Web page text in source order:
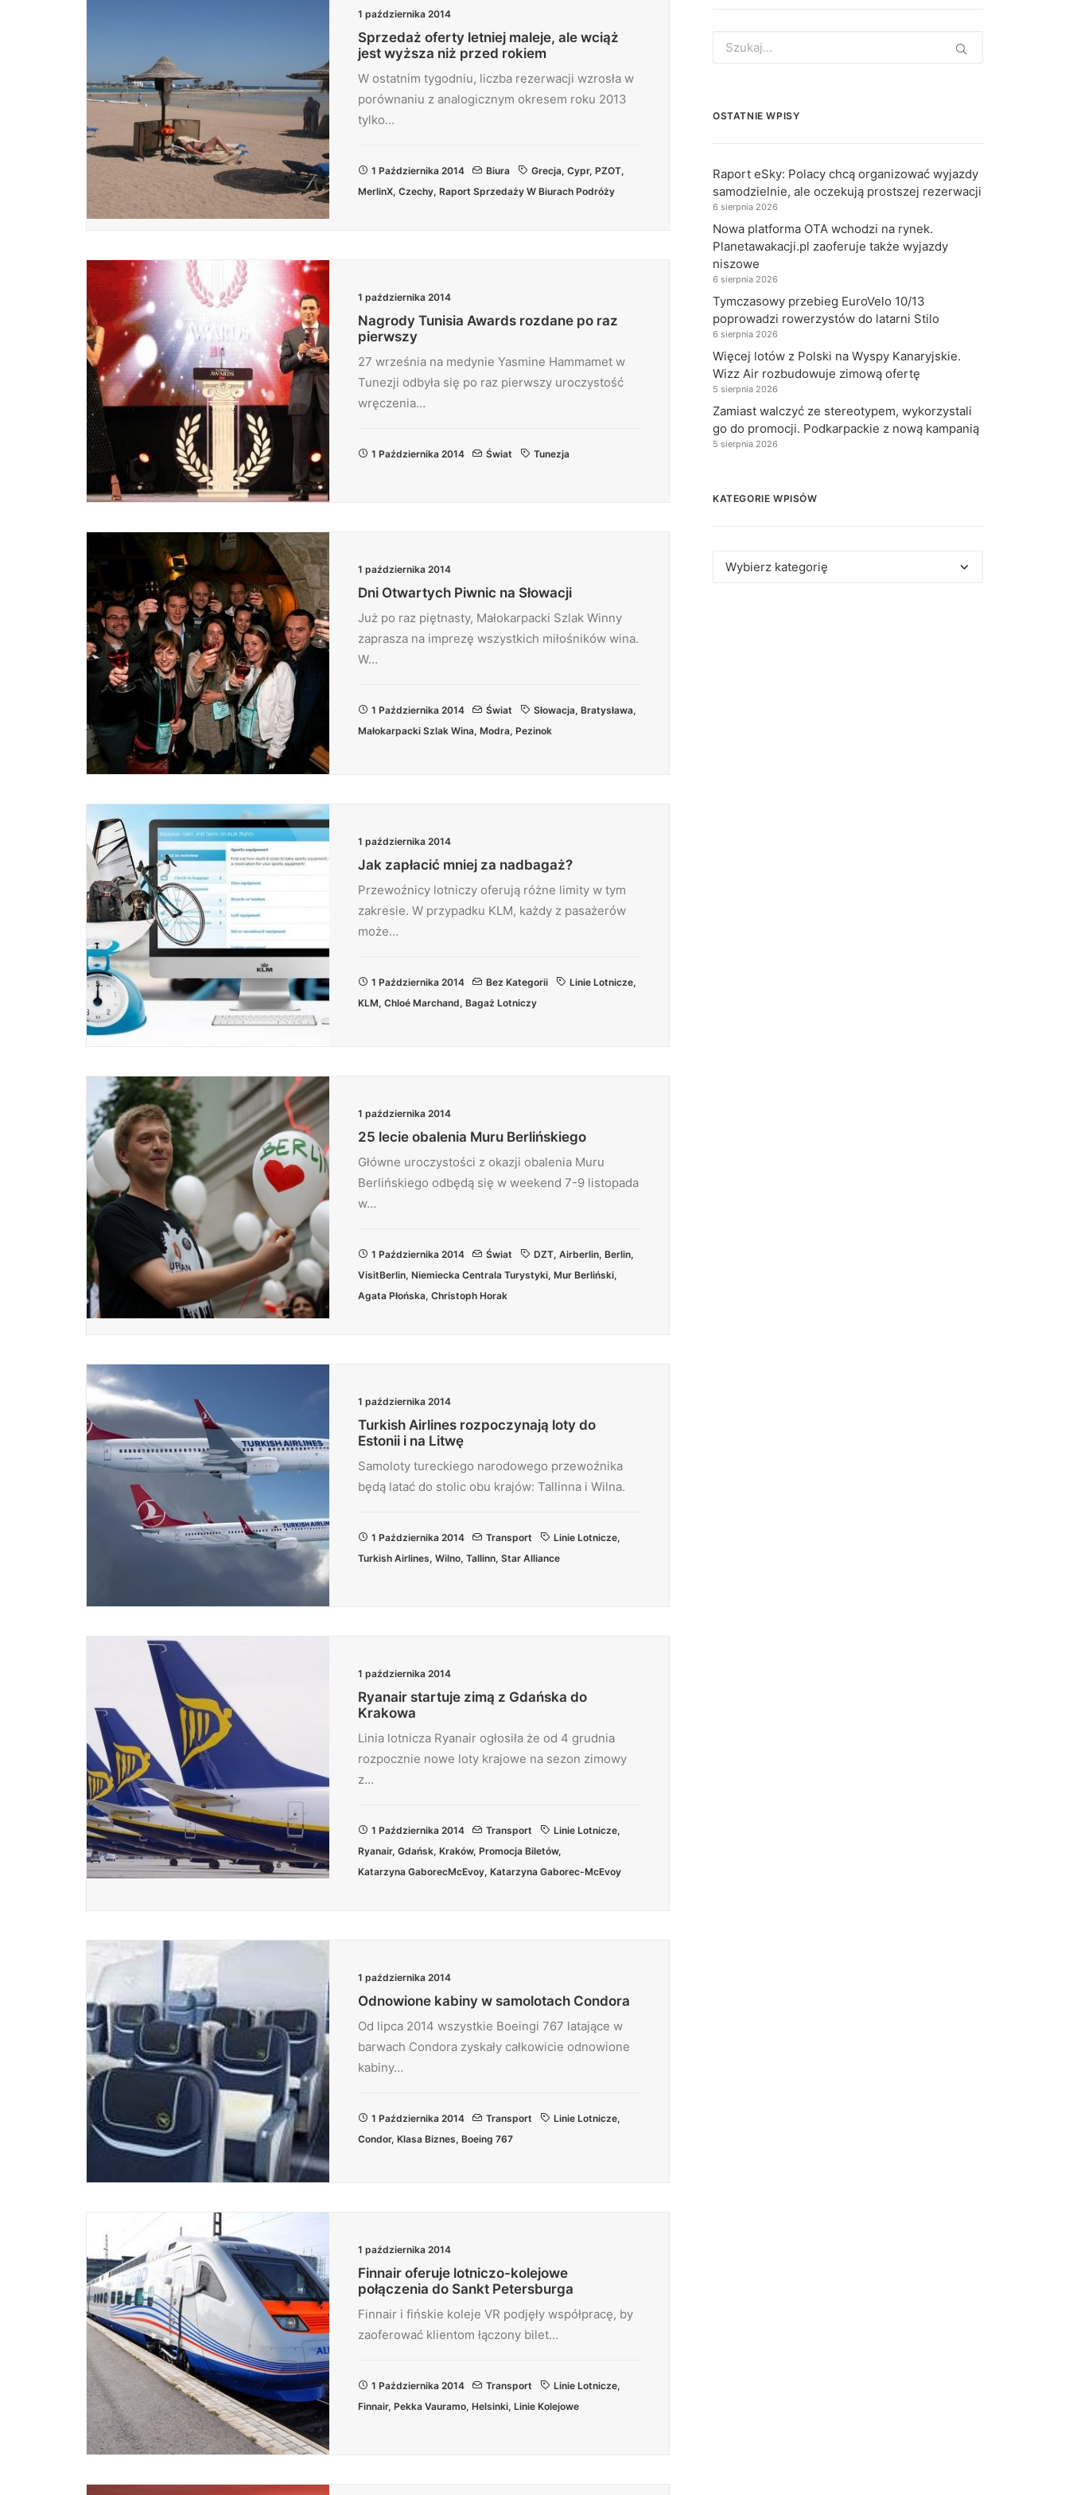
1 października 2014
Sprzedaż oferty letniej maleje, ale wciąż
jest wyższa niż przed rokiem
W ostatnim tygodniu, liczba rezerwacji wzrosła w
porównaniu z analogicznym okresem roku 2013
tylko…
1 Października 2014 Biura Grecja, Cypr, PZOT,
MerlinX, Czechy, Raport Sprzedaży W Biurach Podróży
1 października 2014
Nagrody Tunisia Awards rozdane po raz
pierwszy
27 września na medynie Yasmine Hammamet w
Tunezji odbyła się po raz pierwszy uroczystość
wręczenia…
1 Października 2014 Świat Tunezja
1 października 2014
Dni Otwartych Piwnic na Słowacji
Już po raz piętnasty, Małokarpacki Szlak Winny
zaprasza na imprezę wszystkich miłośników wina.
W…
1 Października 2014 Świat Słowacja, Bratysława,
Małokarpacki Szlak Wina, Modra, Pezinok
1 października 2014
Jak zapłacić mniej za nadbagaż?
Przewoźnicy lotniczy oferują różne limity w tym
zakresie. W przypadku KLM, każdy z pasażerów
może…
1 Października 2014 Bez Kategorii Linie Lotnicze,
KLM, Chloé Marchand, Bagaż Lotniczy
1 października 2014
25 lecie obalenia Muru Berlińskiego
Główne uroczystości z okazji obalenia Muru
Berlińskiego odbędą się w weekend 7-9 listopada
w…
1 Października 2014 Świat DZT, Airberlin, Berlin,
VisitBerlin, Niemiecka Centrala Turystyki, Mur Berliński,
Agata Płońska, Christoph Horak
1 października 2014
Turkish Airlines rozpoczynają loty do
Estonii i na Litwę
Samoloty tureckiego narodowego przewoźnika
będą latać do stolic obu krajów: Tallinna i Wilna.
1 Października 2014 Transport Linie Lotnicze,
Turkish Airlines, Wilno, Tallinn, Star Alliance
1 października 2014
Ryanair startuje zimą z Gdańska do
Krakowa
Linia lotnicza Ryanair ogłosiła że od 4 grudnia
rozpocznie nowe loty krajowe na sezon zimowy
z…
1 Października 2014 Transport Linie Lotnicze,
Ryanair, Gdańsk, Kraków, Promocja Biletów,
Katarzyna GaborecMcEvoy, Katarzyna Gaborec-McEvoy
1 października 2014
Odnowione kabiny w samolotach Condora
Od lipca 2014 wszystkie Boeingi 767 latające w
barwach Condora zyskały całkowicie odnowione
kabiny…
1 Października 2014 Transport Linie Lotnicze,
Condor, Klasa Biznes, Boeing 767
1 października 2014
Finnair oferuje lotniczo-kolejowe
połączenia do Sankt Petersburga
Finnair i fińskie koleje VR podjęły współpracę, by
zaoferować klientom łączony bilet…
1 Października 2014 Transport Linie Lotnicze,
Finnair, Pekka Vauramo, Helsinki, Linie Kolejowe
for:
OSTATNIE WPISY
Raport eSky: Polacy chcą organizować wyjazdy
samodzielnie, ale oczekują prostszej rezerwacji
6 sierpnia 2026
Nowa platforma OTA wchodzi na rynek.
Planetawakacji.pl zaoferuje także wyjazdy
niszowe
6 sierpnia 2026
Tymczasowy przebieg EuroVelo 10/13
poprowadzi rowerzystów do latarni Stilo
6 sierpnia 2026
Więcej lotów z Polski na Wyspy Kanaryjskie.
Wizz Air rozbudowuje zimową ofertę
5 sierpnia 2026
Zamiast walczyć ze stereotypem, wykorzystali
go do promocji. Podkarpackie z nową kampanią
5 sierpnia 2026
KATEGORIE WPISÓW
Kategorie